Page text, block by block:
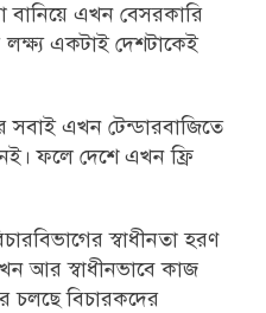
বানিয়ে এখন বেসরকারি
লক্ষ্য একটাই দেশটাকেই
এখন টেন্ডারবাজিতে
ফলে দেশে এখন ফ্রি
স্বাধীনতা হরণ
আর স্বাধীনভাবে কাজ
চলছে বিচারকদের